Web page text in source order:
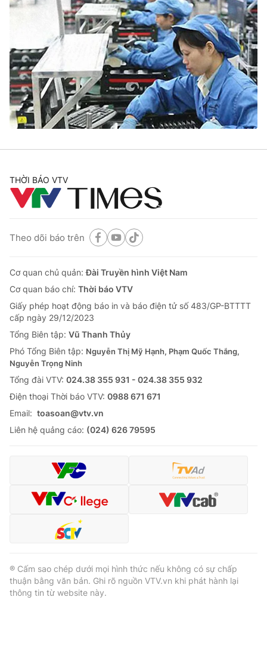
THỜI BÁO VTV
Theo dõi báo trên
Cơ quan chủ quản:Đài Truyền hình Việt Nam
cấp ngày 29/12/2023
Tổng Biên tập:Vũ Thanh Thủy
Phó Tổng Biên tập:
Nguyễn Thị Mỹ Hạnh, Phạm Quốc Thắng,
Tổng đài VTV: 024.38 355 931 - 024.38 355 932
Email:toasoan@vtv.vn
Liên hệ quảng cáo:024-7300.7108
thuận bằng văn bản. Ghi rõ nguồn VTV.vn khi phát hành lại
thông tin từ website này.
THỜI BÁO VTV
Theo dõi báo trên
Cơ quan chủ quản:Đài Truyền hình Việt Nam
Cơ quan báo chí: Thời báo VTV
Giấy phép hoạt động báo in và báo điện tử số 483/GP-BTTTT
cấp ngày 29/12/2023
Tổng Biên tập: Vũ Thanh Thủy
Phó Tổng Biên tập: Nguyễn Thị Mỹ Hạnh, Phạm Quốc Thắng,
Nguyễn Trọng Ninh
Tổng đài VTV: 024.38 355 931 - 024.38 355 932
Ðiện thoại Thời báo VTV: 0988 671 671
Email: toasoan@vtv.vn
Liên hệ quảng cáo: (024) 626 79595
® Cấm sao chép dưới mọi hình thức nếu không có sự chấp
thuận bằng văn bản. Ghi rõ nguồn VTV.vn khi phát hành lại
thông tin từ website này.